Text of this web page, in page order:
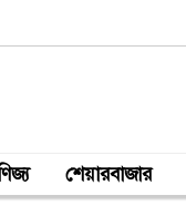
শেয়ারবাজার